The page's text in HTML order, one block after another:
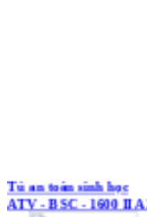
ATV - BSC - 1600 II A2